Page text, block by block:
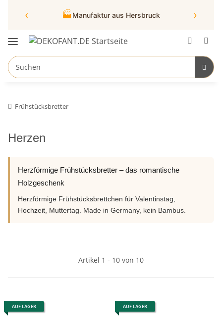
‹ 🏭 Manufaktur aus Hersbruck ›
Frühstücksbretter
Herzen
Herzförmige Frühstücksbretter – das romantische
Holzgeschenk
Herzförmige Frühstücksbrettchen für Valentinstag,
Hochzeit, Muttertag. Made in Germany, kein Bambus.
Artikel 1 - 10 von 10
AUF LAGER AUF LAGER